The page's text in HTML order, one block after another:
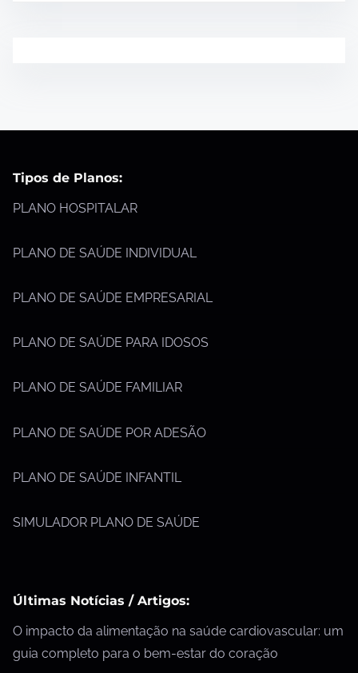
Tipos de Planos:
PLANO HOSPITALAR
PLANO DE SAÚDE INDIVIDUAL
PLANO DE SAÚDE EMPRESARIAL
PLANO DE SAÚDE PARA IDOSOS
PLANO DE SAÚDE FAMILIAR
PLANO DE SAÚDE POR ADESÃO
PLANO DE SAÚDE INFANTIL
SIMULADOR PLANO DE SAÚDE
Últimas Notícias / Artigos:
O impacto da alimentação na saúde cardiovascular: um
guia completo para o bem-estar do coração